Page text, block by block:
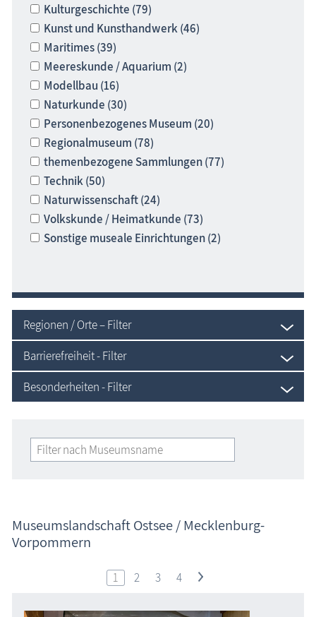
Seebrücken, Molen
Sehenswertes »Dies und Das«
Steinkreise
Strandpromenaden, Flaniermeilen
Windmühlen, Mühlen
Zoo & Tierpark
ehemalige Sehenswürdigkeiten
Traditionelles
Zeitzeugen
Begriffe erklärt
Blog
Kulturgeschichte (79)
Kunst und Kunsthandwerk (46)
Maritimes (39)
Meereskunde / Aquarium (2)
Modellbau (16)
Naturkunde (30)
Personenbezogenes Museum (20)
Regionalmuseum (78)
themenbezogene Sammlungen (77)
Technik (50)
Naturwissenschaft (24)
Volkskunde / Heimatkunde (73)
Sonstige museale Einrichtungen (2)
Regionen / Orte – Filter
Barrierefreiheit - Filter
Besonderheiten - Filter
Museumslandschaft Ostsee / Mecklenburg-
Vorpommern
1 2 3 4 >